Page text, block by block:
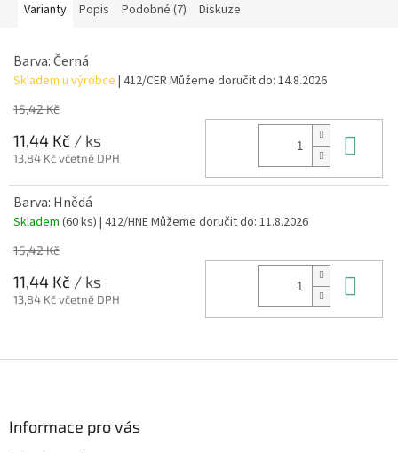
Varianty Popis Podobné (7) Diskuze
Barva: Černá
Skladem u výrobce | 412/CER Můžeme doručit do: 14.8.2026
15,42 Kč
11,44 Kč / ks
13,84 Kč včetně DPH
Barva: Hnědá
Skladem (60 ks) | 412/HNEMůžeme doručit do: 11.8.2026
15,42 Kč
11,44 Kč / ks
13,84 Kč včetně DPH
Informace pro vás